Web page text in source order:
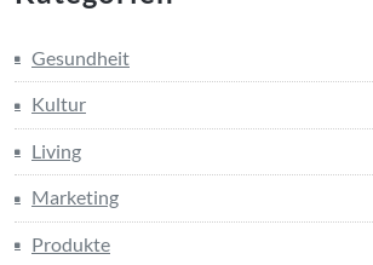
Gesundheit
Kultur
Living
Marketing
Produkte